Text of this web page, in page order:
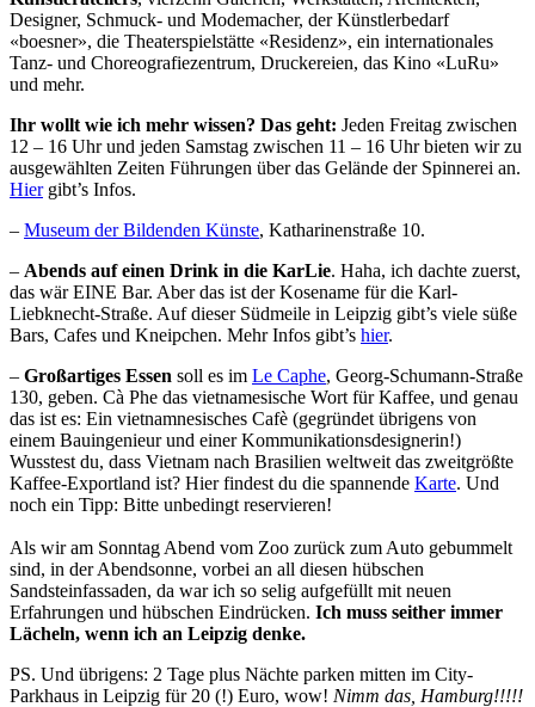
Designer, Schmuck- und Modemacher, der Künstlerbedarf
«boesner», die Theaterspielstätte «Residenz», ein internationales
Tanz- und Choreografiezentrum, Druckereien, das Kino «LuRu»
und mehr.
Ihr wollt wie ich mehr wissen? Das geht: Jeden Freitag zwischen
12 – 16 Uhr und jeden Samstag zwischen 11 – 16 Uhr bieten wir zu
ausgewählten Zeiten Führungen über das Gelände der Spinnerei an.
Hiergibt’s Infos.
– Museum der Bildenden Künste, Katharinenstraße 10.
– Abends auf einen Drink in die KarLie. Haha, ich dachte zuerst,
das wär EINE Bar. Aber das ist der Kosename für die Karl-
Liebknecht-Straße. Auf dieser Südmeile in Leipzig gibt’s viele süße
Bars, Cafes und Kneipchen. Mehr Infos gibt’s hier.
– Großartiges Essen soll es im Le Caphe, Georg-Schumann-Straße
130, geben. Cà Phe das vietnamesische Wort für Kaffee, und genau
das ist es: Ein vietnamnesisches Cafè (gegründet übrigens von
einem Bauingenieur und einer Kommunikationsdesignerin!)
Wusstest du, dass Vietnam nach Brasilien weltweit das zweitgrößte
Kaffee-Exportland ist? Hier findest du die spannende Karte. Und
noch ein Tipp: Bitte unbedingt reservieren!
Als wir am Sonntag Abend vom Zoo zurück zum Auto gebummelt
sind, in der Abendsonne, vorbei an all diesen hübschen
Sandsteinfassaden, da war ich so selig aufgefüllt mit neuen
Erfahrungen und hübschen Eindrücken. Ich muss seither immer
Lächeln, wenn ich an Leipzig denke.
PS. Und übrigens: 2 Tage plus Nächte parken mitten im City-
Parkhaus in Leipzig für 20 (!) Euro, wow! Nimm das, Hamburg!!!!!